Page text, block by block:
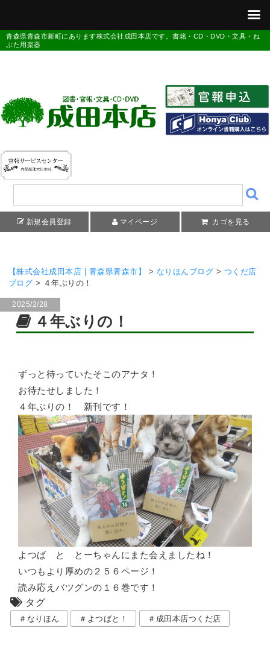
青森県青森市新町にあります株式会社成田本店です。書籍・CD・DVD・文具・ね
ぶた用楽器
新規会員登録 マイページ カゴを見る
【株式会社成田本店 | 青森県青森市】 > なりほんブログ > つくだ店
ブログ > ４年ぶりの！
2025/2/28
４年ぶりの！
ずっと待っていたそこのアナタ！
お待たせしました！
４年ぶりの！ 新刊です！
よつば と とーちゃんにまた会えましたね！
いつもより厚めの２５６ページ！
読み応えバツグンの１６巻です！
タグ
＃なりほん ＃よつばと！ ＃成田本店つくだ店